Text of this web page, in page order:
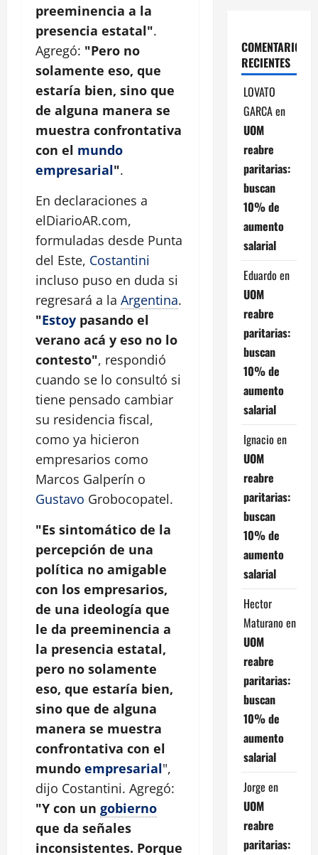
preeminencia a la
presencia estatal".
Agregó: "Pero no
solamente eso, que
estaría bien, sino que
de alguna manera se
muestra confrontativa
con el mundo
empresarial".
En declaraciones a
elDiarioAR.com,
formuladas desde Punta
del Este, Costantini
incluso puso en duda si
regresará a la Argentina.
"Estoy pasando el
verano acá y eso no lo
contesto", respondió
cuando se lo consultó si
tiene pensado cambiar
su residencia fiscal,
como ya hicieron
empresarios como
Marcos Galperín o
Gustavo Grobocopatel.
"Es sintomático de la
percepción de una
política no amigable
con los empresarios,
de una ideología que
le da preeminencia a
la presencia estatal,
pero no solamente
eso, que estaría bien,
sino que de alguna
manera se muestra
confrontativa con el
mundo empresarial",
dijo Costantini. Agregó:
"Y con un gobierno
que da señales
inconsistentes. Porque
COMENTARIOS
RECIENTES
LOVATO
GARCAen
UOM
reabre
paritarias:
buscan
10% de
aumento
salarial
Eduardo en
UOM
reabre
paritarias:
buscan
10% de
aumento
salarial
Ignacio en
UOM
reabre
paritarias:
buscan
10% de
aumento
salarial
Hector
Maturano en
UOM
reabre
paritarias:
buscan
10% de
aumento
salarial
Jorge en
UOM
reabre
paritarias: